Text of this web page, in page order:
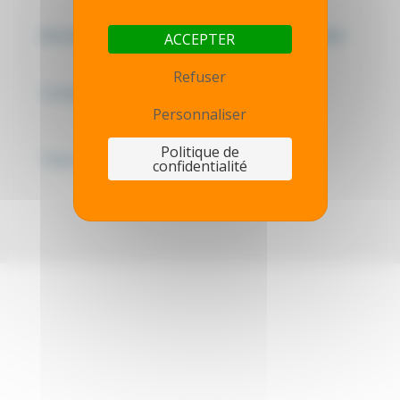
Mentions légales - Politique de confidentialité
ACCEPTER
Refuser
Personnaliser
Politique de
confidentialité